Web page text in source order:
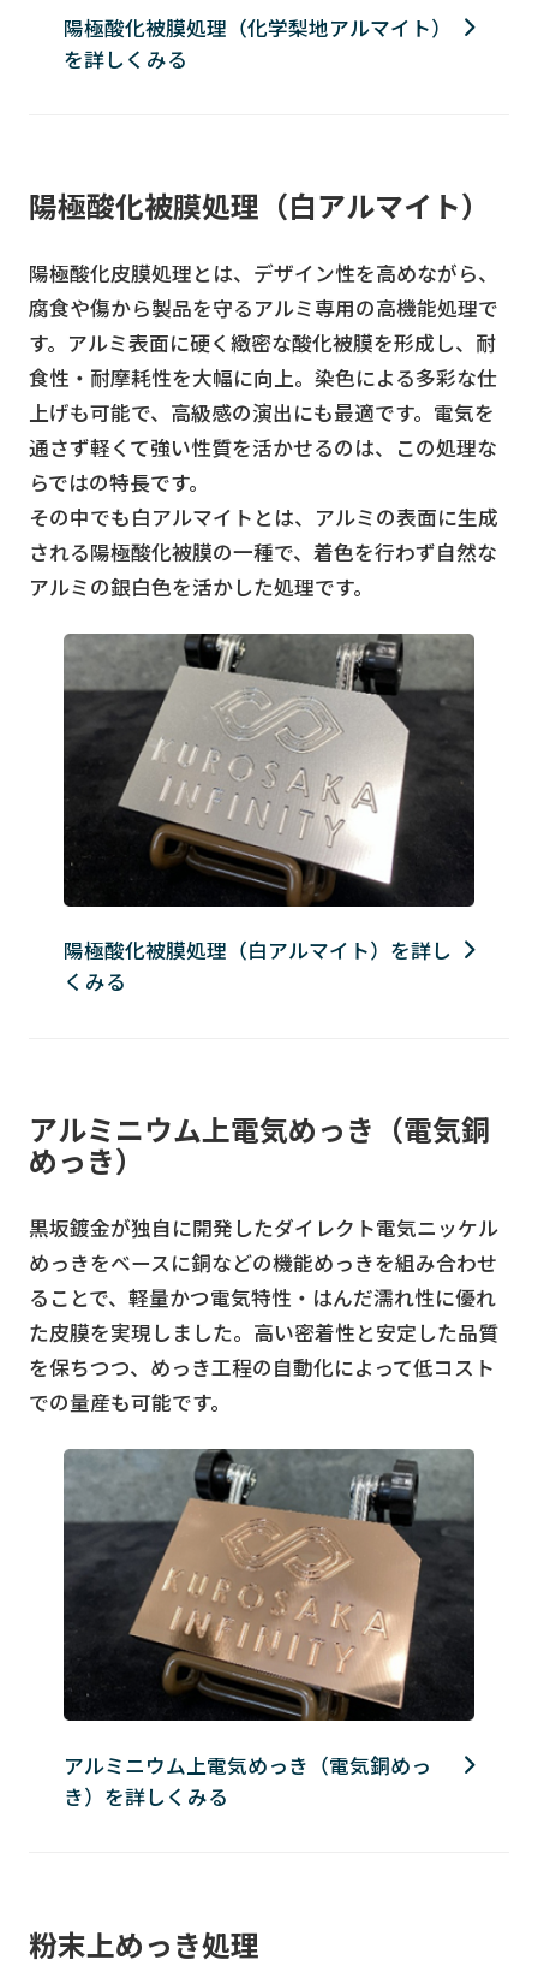
陽極酸化被膜処理（化学梨地アルマイト）
を詳しくみる
陽極酸化被膜処理（白アルマイト）
陽極酸化皮膜処理とは、デザイン性を高めながら、
腐食や傷から製品を守るアルミ専用の高機能処理で
す。アルミ表面に硬く緻密な酸化被膜を形成し、耐
食性・耐摩耗性を大幅に向上。染色による多彩な仕
上げも可能で、高級感の演出にも最適です。電気を
通さず軽くて強い性質を活かせるのは、この処理な
らではの特長です。
その中でも白アルマイトとは、アルミの表面に生成
される陽極酸化被膜の一種で、着色を行わず自然な
アルミの銀白色を活かした処理です。
陽極酸化被膜処理（白アルマイト）を詳し
くみる
アルミニウム上電気めっき（電気銅
めっき）
黒坂鍍金が独自に開発したダイレクト電気ニッケル
めっきをベースに銅などの機能めっきを組み合わせ
ることで、軽量かつ電気特性・はんだ濡れ性に優れ
た皮膜を実現しました。高い密着性と安定した品質
を保ちつつ、めっき工程の自動化によって低コスト
での量産も可能です。
アルミニウム上電気めっき（電気銅めっ
き）を詳しくみる
粉末上めっき処理